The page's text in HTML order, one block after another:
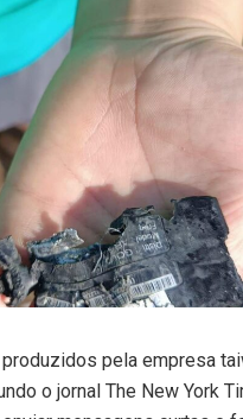
pela empresa
o jornal The New York